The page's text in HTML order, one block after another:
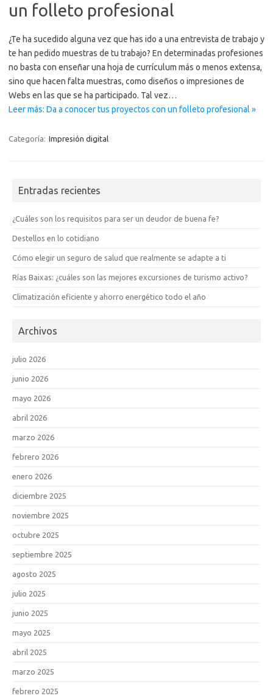
un folleto profesional
¿Te ha sucedido alguna vez que has ido a una entrevista de trabajo y
te han pedido muestras de tu trabajo? En determinadas profesiones
no basta con enseñar una hoja de currículum más o menos extensa,
sino que hacen falta muestras, como diseños o impresiones de
Webs en las que se ha participado. Tal vez…
Leer más: Da a conocer tus proyectos con un folleto profesional »
Categoría: Impresión digital
Entradas recientes
¿Cuáles son los requisitos para ser un deudor de buena fe?
Destellos en lo cotidiano
Cómo elegir un seguro de salud que realmente se adapte a ti
Rías Baixas: ¿cuáles son las mejores excursiones de turismo activo?
Climatización eficiente y ahorro energético todo el año
Archivos
julio 2026
junio 2026
mayo 2026
abril 2026
marzo 2026
febrero 2026
enero 2026
diciembre 2025
noviembre 2025
octubre 2025
septiembre 2025
agosto 2025
julio 2025
junio 2025
mayo 2025
abril 2025
marzo 2025
febrero 2025